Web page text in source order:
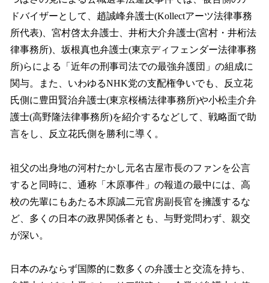
ドバイザーとして、趙誠峰弁護士(Kollectアーツ法律事務
所代表)、宮村啓太弁護士、井桁大介弁護士(宮村・井桁法
律事務所)、坂根真也弁護士(東京ディフェンダー法律事務
所)らによる「近年の刑事司法での最強弁護団」の組成に
関与。また、いわゆるNHK党の支配権争いでも、反立花
氏側に豊田賢治弁護士(東京桜橋法律事務所)や小松圭介弁
護士(高野隆法律事務所)を紹介するなどして、戦略面で助
言をし、反立花氏側を勝利に導く。
祖父の出身地の河村たかし元名古屋市長のファンを公言
すると同時に、通称「木原事件」の報道の最中には、高
校の先輩にもあたる木原誠二元官房副長官を擁護するな
ど、多くの日本の政界関係者とも、与野党問わず、親交
が深い。
日本のみならず国際的に数多くの弁護士と交流を持ち、